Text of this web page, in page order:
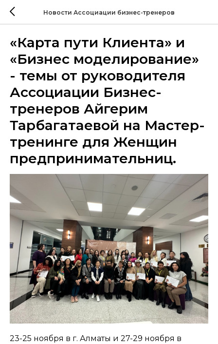
Новости Ассоциации бизнес-тренеров
«Карта пути Клиента» и
«Бизнес моделирование»
- темы от руководителя
Ассоциации Бизнес-
тренеров Айгерим
Тарбагатаевой на Мастер-
тренинге для Женщин
предпринимательниц.
23-25 ноября в г. Алматы и 27-29 ноября в